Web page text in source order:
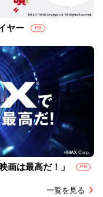
ヤー PR
画は最高だ！」 PR
一覧を見る